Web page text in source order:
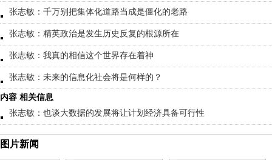
张志敏：千万别把集体化道路当成是僵化的老路
张志敏：精英政治是发生历史反复的根源所在
张志敏：我真的相信这个世界存在着神
张志敏：未来的信息化社会将是何样的？
内容 相关信息
张志敏：也谈大数据的发展将让计划经济具备可行性
图片新闻